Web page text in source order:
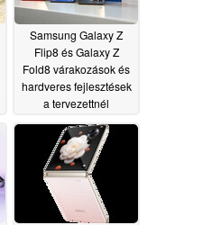
Samsung Galaxy Z
Flip8 és Galaxy Z
Fold8 várakozások és
hardveres fejlesztések
a tervezettnél
11/12/2025